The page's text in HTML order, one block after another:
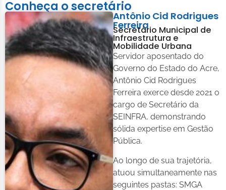
Conheça o secretário
Antônio Cid Rodrigues
Ferreira
Secretário Municipal de
Infraestrutura e
Mobilidade Urbana
Servidor aposentado do
Governo do Estado do Acre,
Antônio Cid Rodrigues
Ferreira exerce desde 2021 o
cargo de Secretário da
SEINFRA, demonstrando
sólida expertise em Gestão
Pública.
Ao longo de sua trajetória,
atuou simultaneamente nas
seguintes pastas: SMGA